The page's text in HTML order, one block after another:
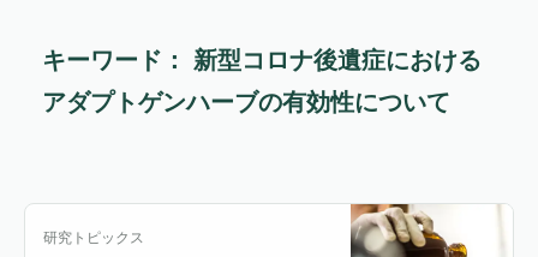
キーワード： 新型コロナ後遺症における
アダプトゲンハーブの有効性について
研究トピックス